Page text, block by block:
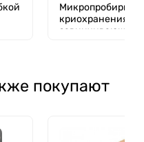
Микропробирка
криохранения
покупают